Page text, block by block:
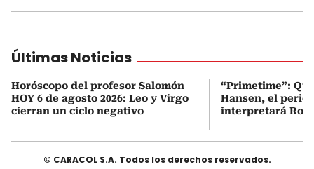
Últimas Noticias
Horóscopo del profesor Salomón
HOY 6 de agosto 2026: Leo y Virgo
cierran un ciclo negativo
“Primetime”:
Hansen, el
interpretará
© CARACOL S.A. Todos los derechos reservados.